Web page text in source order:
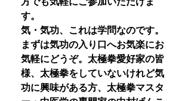
す。
気・気功、これは学問なのです。
まずは気功の入り口へお気楽にお
気軽にどうぞ。太極拳愛好家の皆
様、太極拳をしていないけれど気
功に興味がある方、太極拳マスタ